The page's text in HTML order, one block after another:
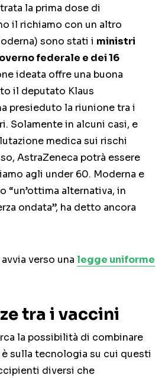
la prima dose di
il richiamo con un altro
sono stati i ministri
federale e dei 16
ideata offre una buona
il deputato Klaus
presieduto la riunione tra i
Solamente in alcuni casi, e
medica sui rischi
AstraZeneca potrà essere
agli under 60. Moderna e
“un’ottima alternativa, in
ondata”, ha detto ancora
verso una legge uniforme
tra i vaccini
la possibilità di combinare
sulla tecnologia su cui questi
diversi che